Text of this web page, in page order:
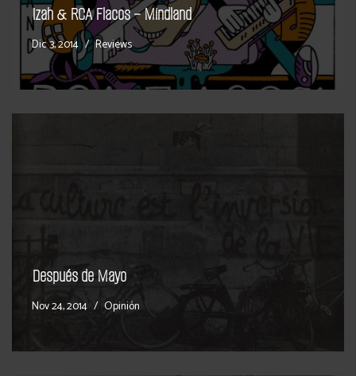
Izah & RCA Flacos – Mindland
Dic 3, 2014 Reviews
Después de Mayo
Nov 24, 2014 Opinión